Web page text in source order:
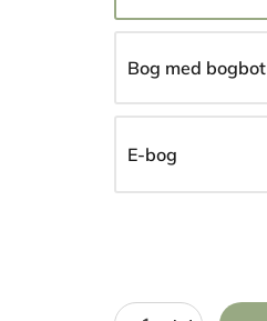
Bog med bogbot
E-bog